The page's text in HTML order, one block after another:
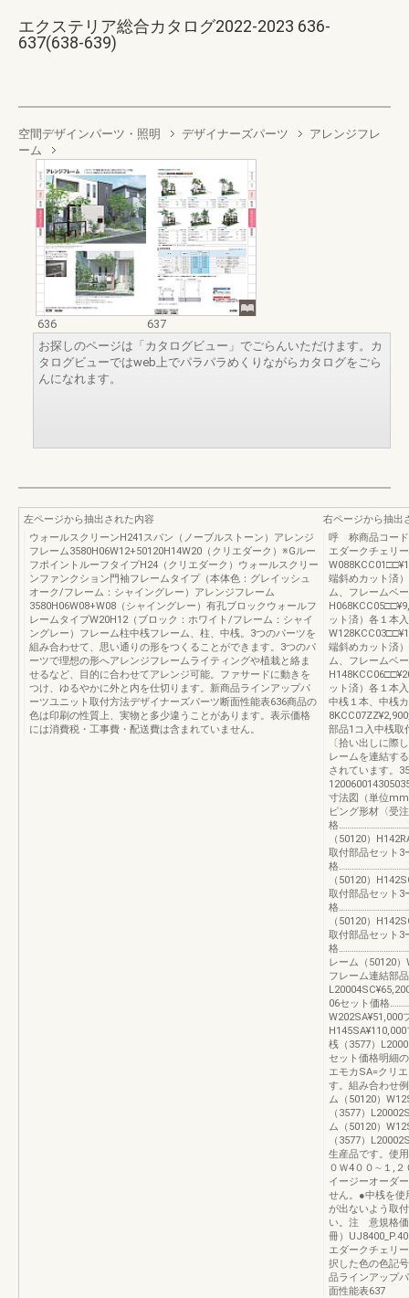
エクステリア総合カタログ2022-2023 636-
637(638-639)
空間デザインパーツ・照明 デザイナーズパーツ
アレンジフレ
ーム
636
637
お探しのページは「カタログビュー」でごらんいただけます。カ
タログビューではweb上でパラパラめくりながらカタログをごら
んになれます。
左ページから抽出された内容
ウォールスクリーンH241スパン（ノーブルストーン）アレンジ
フレーム3580H06W12+50120H14W20（クリエダーク）※Gルー
フポイントルーフタイプH24（クリエダーク）ウォールスクリー
ンファンクション門袖フレームタイプ（本体色：グレイッシュ
オーク/フレーム：シャイングレー）アレンジフレーム
3580H06W08+W08（シャイングレー）有孔ブロックウォールフ
レームタイプW20H12（ブロック：ホワイト/フレーム：シャイ
ングレー）フレーム柱中桟フレーム、柱、中桟。3つのパーツを
組み合わせて、思い通りの形をつくることができます。3つのパ
ーツで理想の形へアレンジフレームライティングや植栽と絡ま
せるなど、目的に合わせてアレンジ可能。ファサードに動きを
つけ、ゆるやかに外と内を仕切ります。新商品ラインアップパ
ーツユニット取付方法デザイナーズパーツ断面性能表636商品の
色は印刷の性質上、実物と多少違うことがあります。表示価格
には消費税・工事費・配送費は含まれていません。
右ページから抽出
呼 称商品コー
エダークチェリ
端斜めカット済
ム、フレームベ
ット済）各１本
端斜めカット済
ム、フレームベ
ット済）各１本
中桟１本、中桟
部品1コ入中桟取
〔拾い出しに際
レームを連結す
されています。
寸法図（単位
ピング形材〈受
格
（50120）
取付部品セット3
格
（50120）
取付部品セット3
格
（50120）
取付部品セット3
格
レーム（50120
フレーム連結部
06セット価格
W202SA¥51,000
桟（3577）
セット価格明細
エモカSA=クリ
す。組み合わせ
ム（50120）
（3577）
ム（50120）
（3577）
生産品です。使
０Ｗ4００∼１,
イージーオーダ
せん。●中桟を使
が出ないよう取
い。注 意規格価
冊）
エダークチェリ
択した色の色記
品ラインアップ
面性能表637